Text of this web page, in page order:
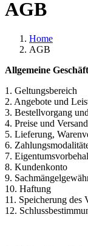
AGB
Home
AGB
Allgemeine
1. Geltungsbereich
2. Angebote und
3. Bestellvorgang
4. Preise und
5. Lieferung,
6.
7.
8. Kundenkonto
9.
10. Haftung
11. Speicherung des
12.